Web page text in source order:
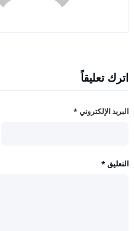
اترك تعليقاً
البريد الإلكتروني *
التعليق *